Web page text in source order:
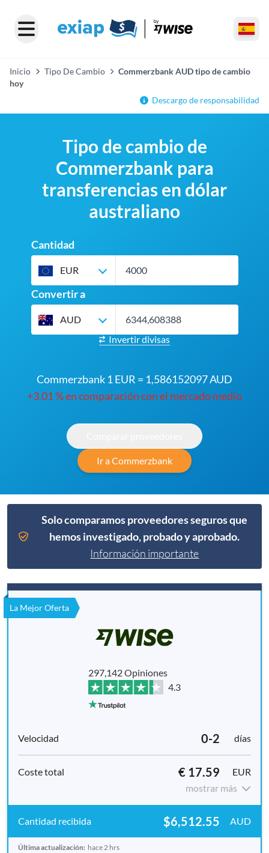
Inicio Tipo De Cambio
Commerzbank AUD tipo de cambio
hoy
Descargo de responsabilidad
Tipo de cambio de
Commerzbank para
transferencias en dólar
australiano
Cantidad
EUR
Convertir a
AUD
Invertir divisas
Commerzbank 1 EUR = 1,586152097 AUD
+3.01 % en comparación con el mercado medio
Ir a Commerzbank
Solo comparamos proveedores seguros que
hemos investigado, probado y aprobado.
Información importante
La Mejor Oferta
297,142 Opiniones
4.3
0-2 días
€ 17.59
EUR
mostrar más
$6,512.55 AUD
Última actualización: hace 2 hrs